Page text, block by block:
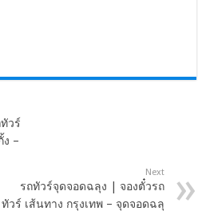
วร์
–
Next
รถทัวร์จุดจอดฉลุง | จองตั๋วรถ
ทัวร์ เส้นทาง กรุงเทพ – จุดจอดฉลุ